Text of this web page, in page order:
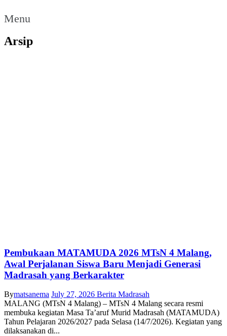
Menu
Arsip
Pembukaan MATAMUDA 2026 MTsN 4 Malang,
Awal Perjalanan Siswa Baru Menjadi Generasi
Madrasah yang Berkarakter
Bymatsanema July 27, 2026 Berita Madrasah
MALANG (MTsN 4 Malang) – MTsN 4 Malang secara resmi
membuka kegiatan Masa Ta’aruf Murid Madrasah (MATAMUDA)
Tahun Pelajaran 2026/2027 pada Selasa (14/7/2026). Kegiatan yang
dilaksanakan di...